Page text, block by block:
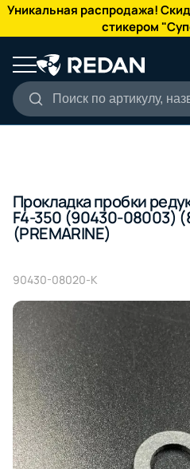
Уникальная распродажа!
стикером
Поиск по артикулу,
КАТАЛОГ
Прокладка пробки
F4-350 (90430-08003)
(PREMARINE)
90430-08020-K